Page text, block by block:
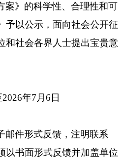
案》的科学性、合理性和可
予以公示，面向社会公开征
和社会各界人士提出宝贵意
2026年7 月6 日
邮件形式反馈，注明联系
以书面形式反馈并加盖单位